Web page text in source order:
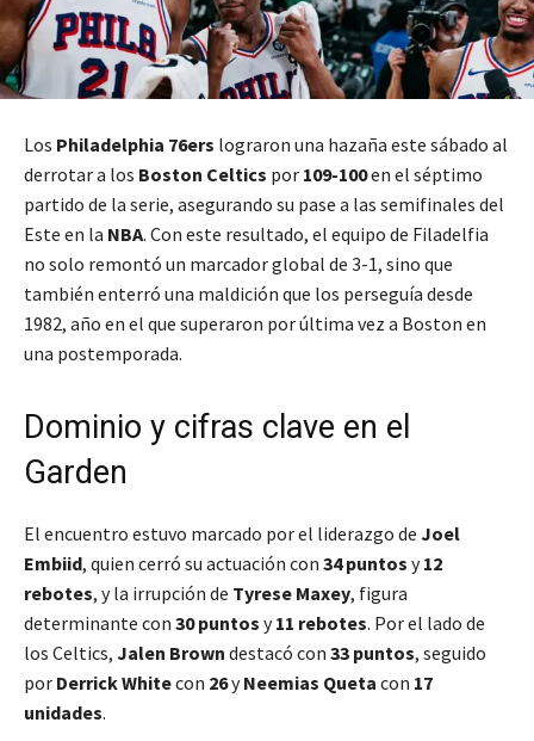
Los Philadelphia 76ers lograron una hazaña este sábado al
derrotar a los Boston Celtics por 109-100en el séptimo
partido de la serie, asegurando su pase a las semifinales del
Este en la NBA. Con este resultado, el equipo de Filadelfia
no solo remontó un marcador global de 3-1, sino que
también enterró una maldición que los perseguía desde
1982, año en el que superaron por última vez a Boston en
una postemporada.
Dominio y cifras clave en el
Garden
El encuentro estuvo marcado por el liderazgo de Joel
Embiid, quien cerró su actuación con 34 puntos y12
rebotes, y la irrupción de Tyrese Maxey, figura
determinante con 30 puntos y11 rebotes. Por el lado de
los Celtics, Jalen Brown destacó con 33 puntos, seguido
por Derrick Whitecon 26yNeemias Queta con 17
unidades.